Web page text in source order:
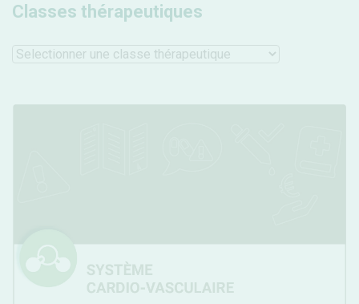
Classes thérapeutiques